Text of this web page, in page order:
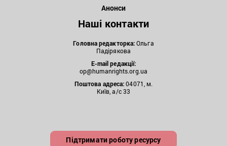
Анонси
Наші контакти
Головна редакторка:Ольга
Падірякова
E-mail редакції:
op@humanrights.org.ua
Поштова адреса:04071, м.
Київ, а/с 33
Підтримати роботу ресурсу